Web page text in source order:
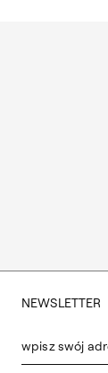
NEWSLETTER
wpisz swój